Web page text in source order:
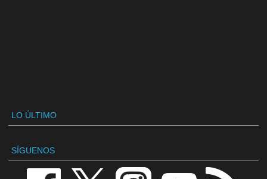
LO ÚLTIMO
SÍGUENOS